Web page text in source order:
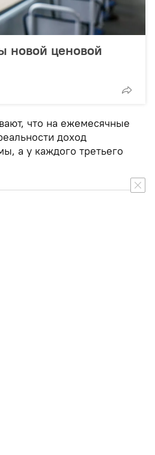
новой ценовой
что на ежемесячные
доход
а у каждого третьего